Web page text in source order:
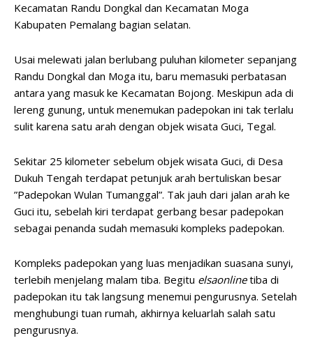
Kecamatan Randu Dongkal dan Kecamatan Moga
Kabupaten Pemalang bagian selatan.
Usai melewati jalan berlubang puluhan kilometer sepanjang
Randu Dongkal dan Moga itu, baru memasuki perbatasan
antara yang masuk ke Kecamatan Bojong. Meskipun ada di
lereng gunung, untuk menemukan padepokan ini tak terlalu
sulit karena satu arah dengan objek wisata Guci, Tegal.
Sekitar 25 kilometer sebelum objek wisata Guci, di Desa
Dukuh Tengah terdapat petunjuk arah bertuliskan besar
”Padepokan Wulan Tumanggal”. Tak jauh dari jalan arah ke
Guci itu, sebelah kiri terdapat gerbang besar padepokan
sebagai penanda sudah memasuki kompleks padepokan.
Kompleks padepokan yang luas menjadikan suasana sunyi,
terlebih menjelang malam tiba. Begitu elsaonlinetiba di
padepokan itu tak langsung menemui pengurusnya. Setelah
menghubungi tuan rumah, akhirnya keluarlah salah satu
pengurusnya.